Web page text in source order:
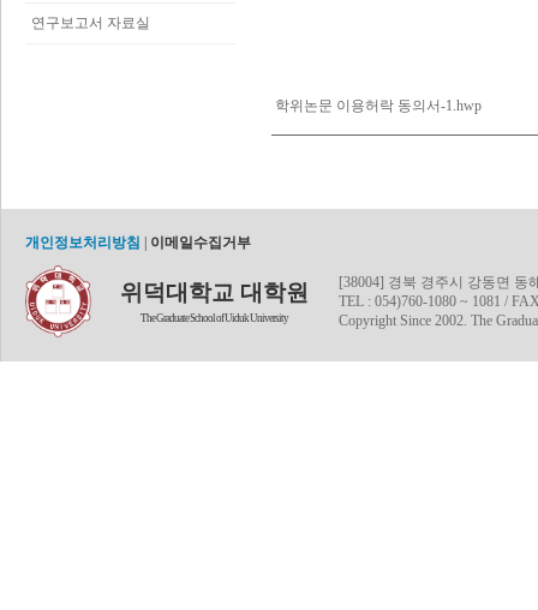
연구보고서 자료실
학위논문 이용허락 동의서-1.hwp
개인정보처리방침 이메일수집거부
위덕대학교 대학원
The Graduate School of Uiduk University
[38004] 경북 경주시 강동면 동
TEL : 054)760-1080 ~ 1081 /
Copyright Since 2002. The